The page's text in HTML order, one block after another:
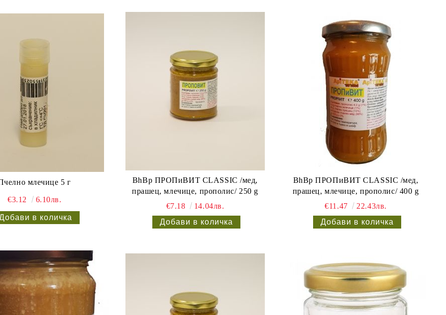
млечице 5 г
€3.12 6.10лв.
BhBp ПРОПиВИТ CLASSIC /мед,
прашец, млечице, прополис/ 250 g
€7.18
14.04лв.
BhBp ПРОПиВИТ CLASSIC /мед,
прашец, млечице, прополис/ 400 g
€11.47
22.43лв.